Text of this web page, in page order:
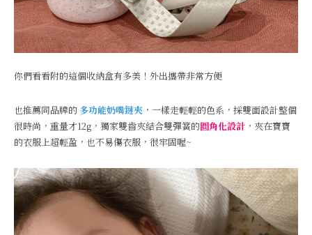
你們看看附的這個收納盒有多美！外出攜帶非常方便
也推薦同品牌的 多功能奶嘴鏈夾 ，一樣走輕輕的色系，採雙面設計整個
很時尚，重量才12g，獨家雙齒夾結合雙彈簧的圓角化設計 ，夾在寶寶
的衣服上超輕盈，也不易傷衣服，很牢固喔~